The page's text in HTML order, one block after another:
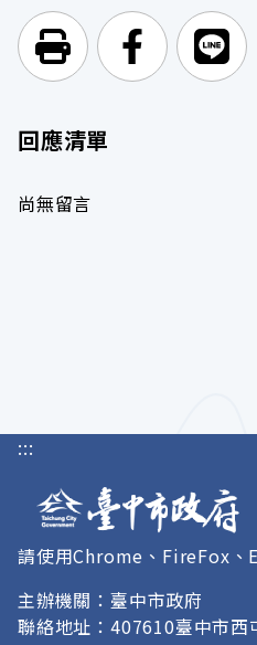
列印頁面
前往 前
回應清單
尚無留言
:::
請使用Chrome、FireFox、
主辦機關：臺中市政府
聯絡地址：407610臺中市